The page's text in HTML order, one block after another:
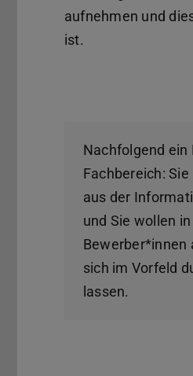
aufnehmen und
ist.
Nachfolgend ein
Fachbereich:
aus der
und Sie wollen
Bewerber*innen
sich im Vorfeld
lassen.